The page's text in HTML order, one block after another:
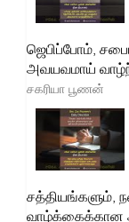
ஜெபிப்போம்,
அவயவமாய்
சகரியா பூணன்
சத்தியங்களும்,